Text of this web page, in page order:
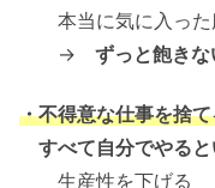
本当に気に入った
→ ずっと飽き
・不得意な仕事を捨
すべて自分でやる
生産性を下げる